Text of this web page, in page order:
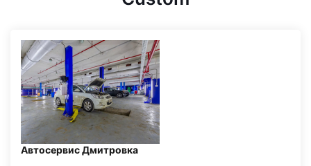
Автосервис Дмитровка